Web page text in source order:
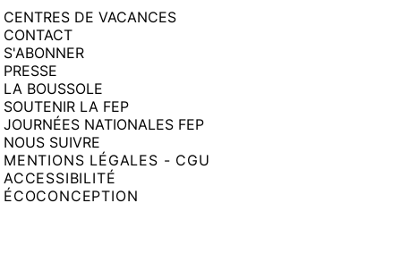
CENTRES DE VACANCES
CONTACT
S'ABONNER
PRESSE
LA BOUSSOLE
SOUTENIR LA FEP
JOURNÉES NATIONALES FEP
NOUS SUIVRE
MENTIONS LÉGALES - CGU
ACCESSIBILITÉ
ÉCOCONCEPTION